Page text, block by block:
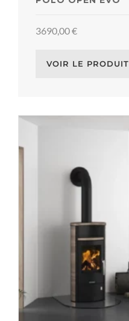
3690,00€
VOIR LE PRODUIT